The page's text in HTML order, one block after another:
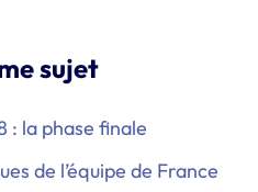
sujet
: la phase finale
de l’équipe de France